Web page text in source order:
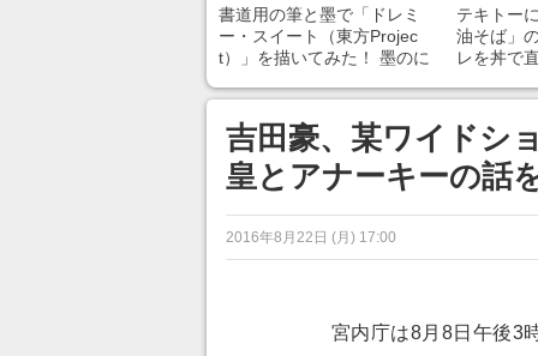
書道用の筆と墨で「ドレミ
ー・スイート（東方Projec
t）」を描いてみた！ 墨のに
目が釘づけ
テキトー
油そば」
レを丼で
のに超う
吉田豪、某ワイドシ
皇とアナーキーの話
2016年8月22日 (月) 17:00
宮内庁は8月8日午後3